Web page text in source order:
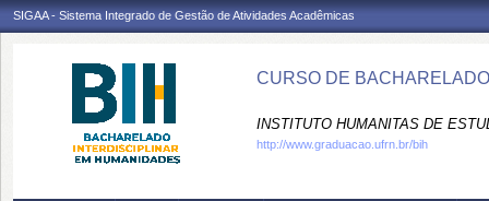
SIGAA - Sistema Integrado de Gestão de Atividades Acadêmicas
CURSO DE
INSTITUTO HUMANITAS DE
http://www.graduacao.ufrn.br/bih